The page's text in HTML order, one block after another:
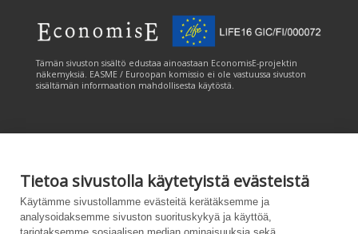
Tietoa sivustolla käytetyistä evästeistä
Käytämme sivustollamme evästeitä kerätäksemme ja
analysoidaksemme sivuston suorituskykyä ja käyttöä,
Tämän sivuston sisältö edustaa ainoastaan EconomisE-projektin
näkemyksiä. EASME / Euroopan komissio ei ole vastuussa sivuston
sisältämän informaation mahdollisesta käytöstä.
Tämän sivuston tuottamiseen on saatu rahoitusta Euroopan unionin
LIFE-ohjelmasta. Tämän sivuston sisältö edustaa ainoastaan
CANEMURE-hankkeen näkemyksiä ja EASME/EU:n komissio ei ole